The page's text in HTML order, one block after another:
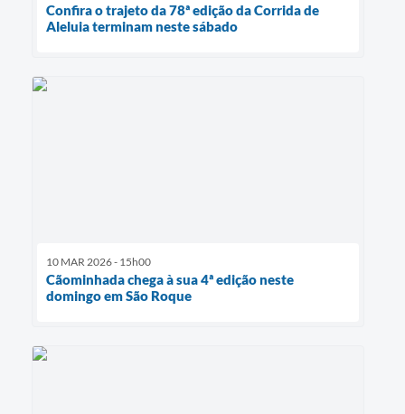
Confira o trajeto da 78ª edição da Corrida de
Aleluia terminam neste sábado
10 MAR 2026 - 15h00
Cãominhada chega à sua 4ª edição neste
domingo em São Roque